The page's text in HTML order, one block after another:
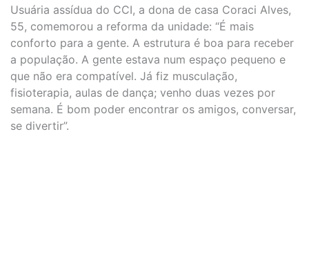
Usuária assídua do CCI, a dona de casa Coraci Alves,
55, comemorou a reforma da unidade: “É mais
conforto para a gente. A estrutura é boa para receber
a população. A gente estava num espaço pequeno e
que não era compatível. Já fiz musculação,
fisioterapia, aulas de dança; venho duas vezes por
semana. É bom poder encontrar os amigos, conversar,
se divertir”.